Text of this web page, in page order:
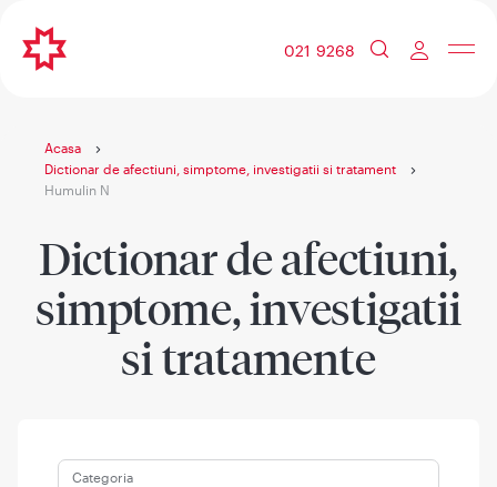
021 9268
Acasa
Dictionar de afectiuni, simptome, investigatii si tratament
Humulin N
Dictionar de afectiuni,
simptome, investigatii
si tratamente
Categoria